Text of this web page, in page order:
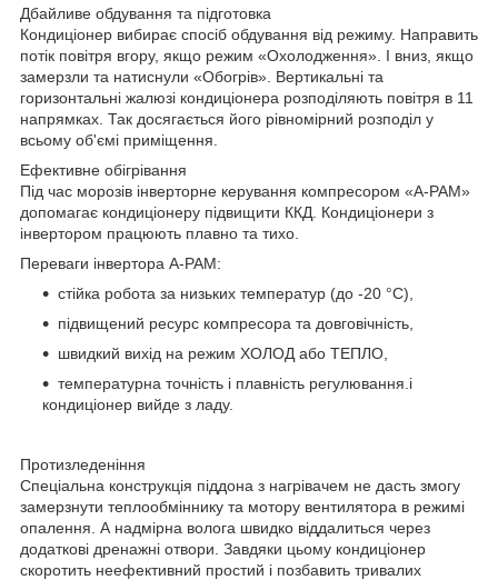
Дбайливе обдування та підготовка
Кондиціонер вибирає спосіб обдування від режиму. Направить
потік повітря вгору, якщо режим «Охолодження». І вниз, якщо
замерзли та натиснули «Обогрів». Вертикальні та
горизонтальні жалюзі кондиціонера розподіляють повітря в 11
напрямках. Так досягається його рівномірний розподіл у
всьому об'ємі приміщення.
Ефективне обігрівання
Під час морозів інверторне керування компресором «A-PAM»
допомагає кондиціонеру підвищити ККД. Кондиціонери з
інвертором працюють плавно та тихо.
Переваги інвертора A-PAM:
стійка робота за низьких температур (до -20 °C),
підвищений ресурс компресора та довговічність,
швидкий вихід на режим ХОЛОД або ТЕПЛО,
температурна точність і плавність регулювання.і
кондиціонер вийде з ладу.
Протизледеніння
Спеціальна конструкція піддона з нагрівачем не дасть змогу
замерзнути теплообміннику та мотору вентилятора в режимі
опалення. А надмірна волога швидко віддалиться через
додаткові дренажні отвори. Завдяки цьому кондиціонер
скоротить неефективний простий і позбавить тривалих